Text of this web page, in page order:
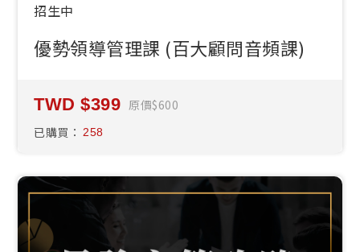
招生中
優勢領導管理課 (百大顧問音頻課)
399 原價 600
已購買：
258